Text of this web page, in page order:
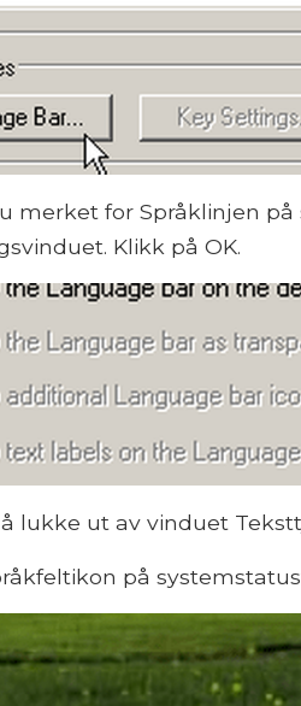
merket for Språklinjen på
Klikk på OK.
lukke ut av vinduet
på